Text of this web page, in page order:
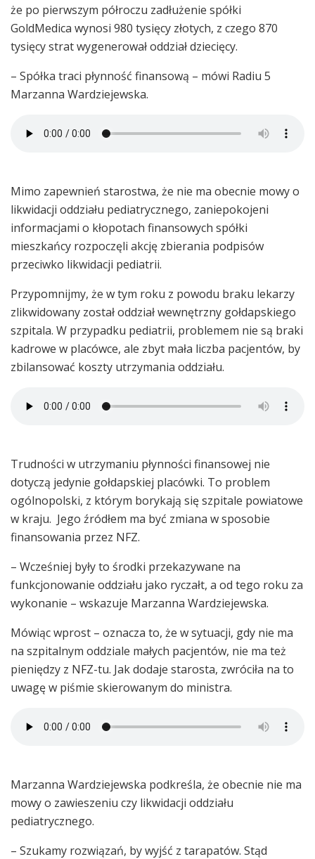
że po pierwszym półroczu zadłużenie spółki
GoldMedica wynosi 980 tysięcy złotych, z czego 870
tysięcy strat wygenerował oddział dziecięcy.
– Spółka traci płynność finansową – mówi Radiu 5
Marzanna Wardziejewska.
Mimo zapewnień starostwa, że nie ma obecnie mowy o
likwidacji oddziału pediatrycznego, zaniepokojeni
informacjami o kłopotach finansowych spółki
mieszkańcy rozpoczęli akcję zbierania podpisów
przeciwko likwidacji pediatrii.
Przypomnijmy, że w tym roku z powodu braku lekarzy
zlikwidowany został oddział wewnętrzny gołdapskiego
szpitala. W przypadku pediatrii, problemem nie są braki
kadrowe w placówce, ale zbyt mała liczba pacjentów, by
zbilansować koszty utrzymania oddziału.
Trudności w utrzymaniu płynności finansowej nie
dotyczą jedynie gołdapskiej placówki. To problem
ogólnopolski, z którym borykają się szpitale powiatowe
w kraju. Jego źródłem ma być zmiana w sposobie
finansowania przez NFZ.
– Wcześniej były to środki przekazywane na
funkcjonowanie oddziału jako ryczałt, a od tego roku za
wykonanie – wskazuje Marzanna Wardziejewska.
Mówiąc wprost – oznacza to, że w sytuacji, gdy nie ma
na szpitalnym oddziale małych pacjentów, nie ma też
pieniędzy z NFZ-tu. Jak dodaje starosta, zwróciła na to
uwagę w piśmie skierowanym do ministra.
Marzanna Wardziejewska podkreśla, że obecnie nie ma
mowy o zawieszeniu czy likwidacji oddziału
pediatrycznego.
– Szukamy rozwiązań, by wyjść z tarapatów. Stąd